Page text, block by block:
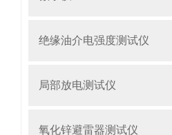
绝缘油介电强度测试仪
局部放电测试仪
氧化锌避雷器测试仪